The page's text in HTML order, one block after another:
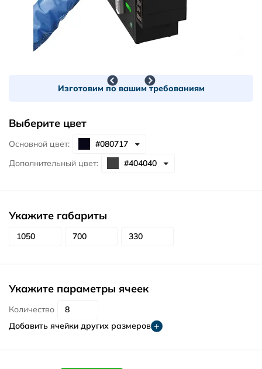
Изготовим по вашим требованиям
Выберите цвет
Основной цвет:
Дополнительный цвет:
Укажите габариты
Укажите параметры ячеек
Количество
Добавить ячейки других размеров